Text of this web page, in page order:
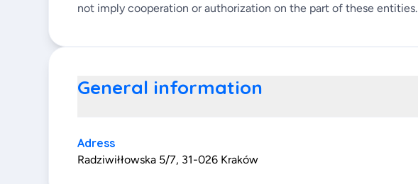
not imply cooperation or authorization on the part of these entities.
General information
Adress
Radziwiłłowska 5/7, 31-026 Kraków